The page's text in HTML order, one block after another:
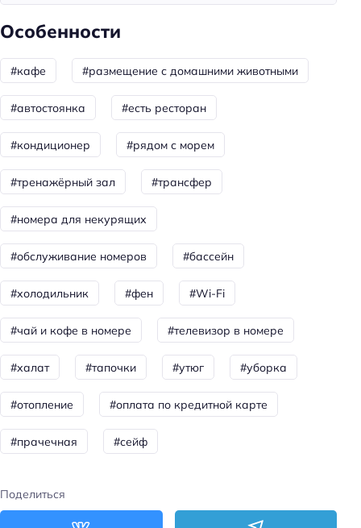
Уборка
Двуспальная кровать кинг-сайз
Питание
Кафе
Количество ресторанов: 1
Бар
Ресторан
Бассейн
платно
Красота и здоровье
Баня
Spa
Душ
Сауна
Сауна: платно
Спорт и развлечения
Терраса
Особенности
#кафе #размещение с домашними животными
#автостоянка #есть ресторан
#кондиционер #рядом с морем
#тренажёрный зал #трансфер
#номера для некурящих
#обслуживание номеров #бассейн
#холодильник #фен #Wi-Fi
#чай и кофе в номере #телевизор в номере
#халат #тапочки #утюг #уборка
#отопление #оплата по кредитной карте
#прачечная #сейф
Поделиться